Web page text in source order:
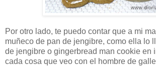
Por otro lado, te puedo contar que a mi
muñeco de pan de jengibre, como ella lo
de jengibre o gingerbread man cookie en
cada cosa que veo con el hombre de